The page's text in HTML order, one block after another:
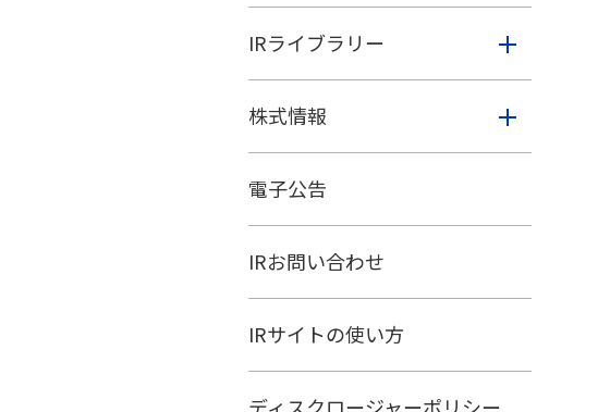
IRライブラリー
株式情報
電子公告
IRお問い合わせ
IRサイトの使い方